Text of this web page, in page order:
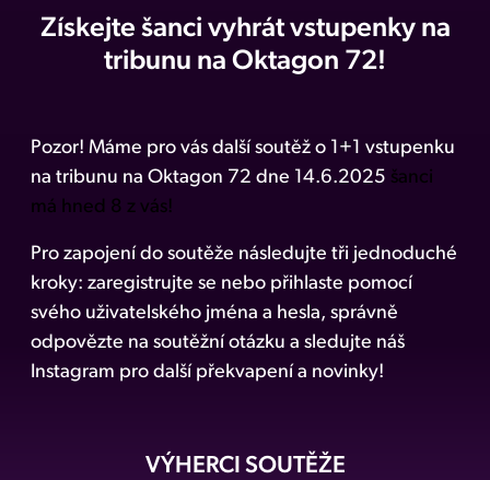
Získejte šanci vyhrát vstupenky na
tribunu na Oktagon 72!
Pozor! Máme pro vás další soutěž o 1+1 vstupenku
na tribunu na Oktagon 72 dne 14.6.2025 šanci
má hned 8 z vás!
Pro zapojení do soutěže následujte tři jednoduché
kroky: zaregistrujte se nebo přihlaste pomocí
svého uživatelského jména a hesla, správně
odpovězte na soutěžní otázku a sledujte náš
Instagram pro další překvapení a novinky!
VÝHERCI SOUTĚŽE